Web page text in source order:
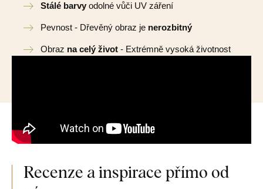
Stálé barvy odolné vůči UV záření
Pevnost - Dřevěný obraz je nerozbitný
Obraz na celý život - Extrémně vysoká životnost
Recenze a inspirace přímo od